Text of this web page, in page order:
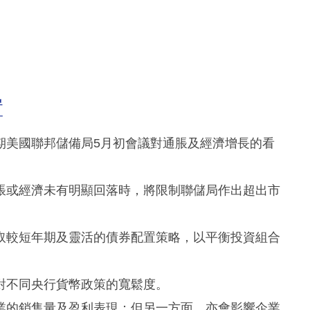
國聯邦儲備局5月初會議對通脹及經濟增長的看
經濟未有明顯回落時，將限制聯儲局作出超出市
短年期及靈活的債券配置策略，以平衡投資組合
同央行貨幣政策的寬鬆度。